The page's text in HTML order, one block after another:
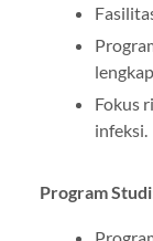
lengkap.
Fokus
infeksi.
Program Studi